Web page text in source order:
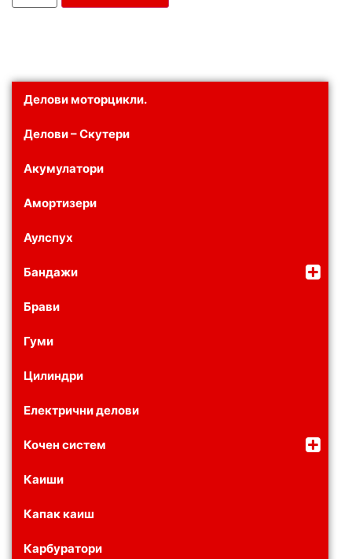
Делови моторцикли.
Делови – Скутери
Акумулатори
Амортизери
Аулспух
Бандажи
Брави
Гуми
Цилиндри
Електрични делови
Кочен систем
Каиши
Капак каиш
Карбуратори